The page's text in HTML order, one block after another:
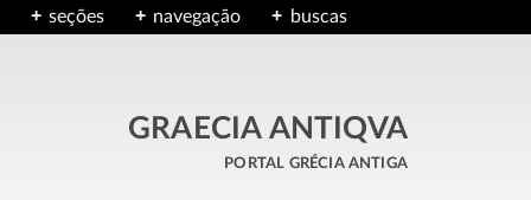
seções navegação buscas
GRAECIA ANTIQVA
portal grécia antiga